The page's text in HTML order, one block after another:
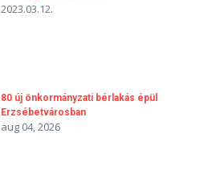
2023.03.12.
80 új önkormányzati bérlakás épül
Erzsébetvárosban
aug 04, 2026